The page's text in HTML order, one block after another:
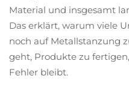
Material und insgesamt
Das erklärt, warum viele
noch auf Metallstanzung
geht, Produkte zu
Fehler bleibt.